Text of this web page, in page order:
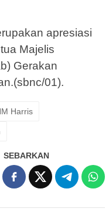
apresiasi
Majelis
Gerakan
01).
Harris
SEBARKAN